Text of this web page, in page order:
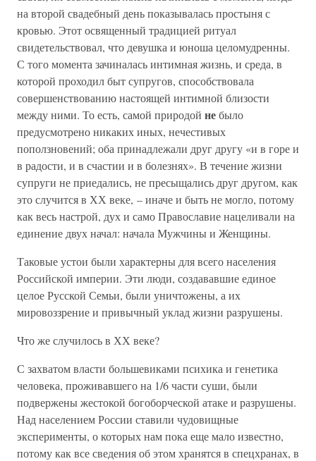
на второй свадебный день показывалась простыня с
кровью. Этот освященный традицией ритуал
свидетельствовал, что девушка и юноша целомудренны.
С того момента зачиналась интимная жизнь, и среда, в
которой проходил быт супругов, способствовала
совершенствованию настоящей интимной близости
между ними. То есть, самой природой небыло
предусмотрено никаких иных, нечестивых
поползновений; оба принадлежали друг другу «и в горе и
в радости, и в счастии и в болезнях». В течение жизни
супруги не приедались, не пресыщались друг другом, как
это случится в ХХ веке, – иначе и быть не могло, потому
как весь настрой, дух и само Православие нацеливали на
единение двух начал: начала Мужчины и Женщины.
Таковые устои были характерны для всего населения
Российской империи. Эти люди, создававшие единое
целое Русской Семьи, были уничтожены, а их
мировоззрение и привычный уклад жизни разрушены.
Что же случилось в ХХ веке?
С захватом власти большевиками психика и генетика
человека, проживавшего на 1/6 части суши, были
подвержены жестокой богоборческой атаке и разрушены.
Над населением России ставили чудовищные
эксперименты, о которых нам пока еще мало известно,
потому как все сведения об этом хранятся в спецхранах, в